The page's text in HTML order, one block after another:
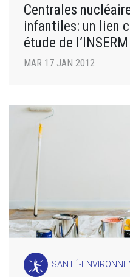
Centrales
infantiles: un lien
étude de l’INSERM
MAR 17 JAN 2012
SANTÉ-